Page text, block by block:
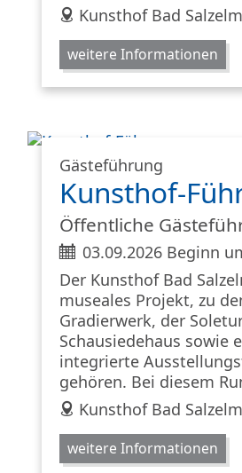
address
Kunsthof Bad
weitere Informationen
Gästeführung
Kunsthof-
Öffentliche
ticket03.09.2026 Beginn
Der Kunsthof Bad
museales Projekt, zu
Gradierwerk, der
Schausiedehaus sowie
integrierte
gehören. Bei diesem
address
Kunsthof Bad
weitere Informationen